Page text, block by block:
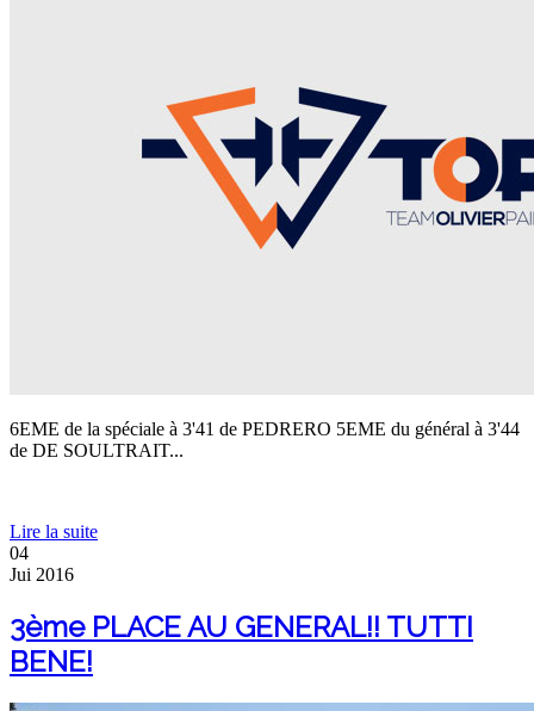
6EME de la spéciale à 3'41 de PEDRERO 5EME du général à 3'44
de DE SOULTRAIT...
Lire la suite
04
Jui 2016
3ème PLACE AU GENERAL!! TUTTI
BENE!